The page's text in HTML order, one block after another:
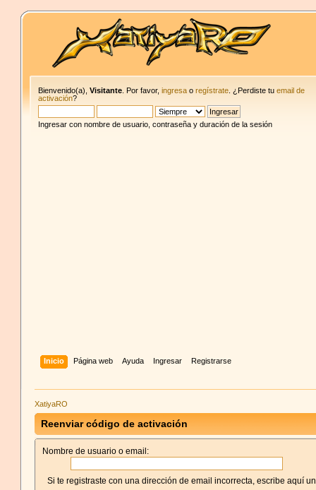
Bienvenido(a),Visitante . Por favor,ingresa oregístrate . ¿Perdiste tuemail de
activación?
Ingresar con nombre de usuario, contraseña y duración de la sesión
Inicio Página web Ayuda Ingresar Registrarse
XatiyaRO
Reenviar código de activación
Nombre de usuario o email:
Si te registraste con una dirección de email incorrecta, escribe aquí